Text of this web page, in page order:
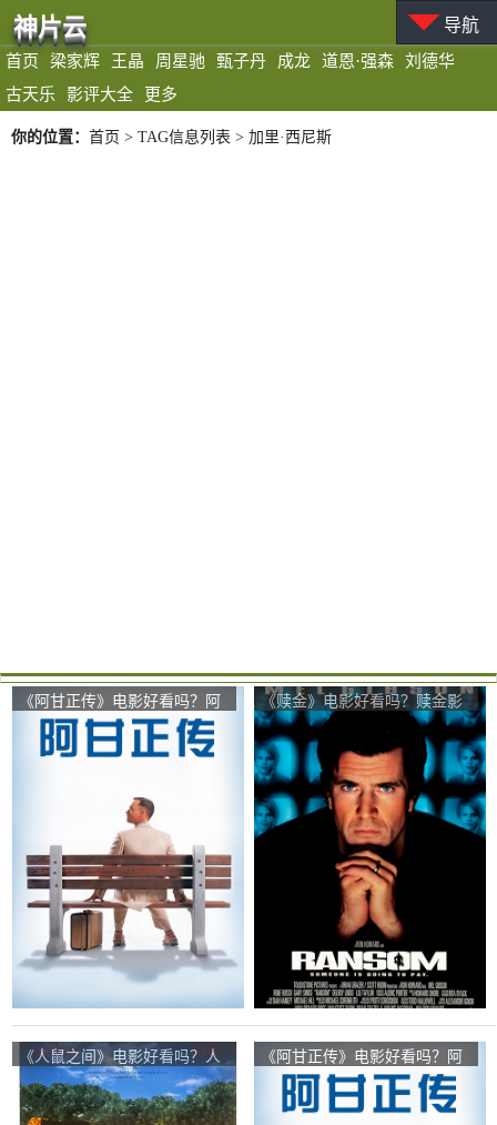
首页 梁家辉 王晶 周星驰 甄子丹 成龙 道恩·强森
刘德华
古天乐
影评大全 更多
神片云 导航
你的位置： 首页 > TAG信息列表 > 加里·西尼斯
《阿甘正传》电影好看吗？阿
甘正传影评及简介
《赎金》电影好看吗？赎金影
评及简介
《人鼠之间》电影好看吗？人
鼠之间影评及简介
《阿甘正传》电影好看吗？阿
甘正传影评及简介